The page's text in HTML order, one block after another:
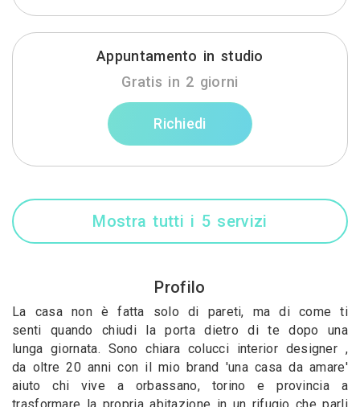
Appuntamento in studio
Gratis in 2 giorni
Richiedi
Mostra tutti i 5 servizi
Profilo
La casa non è fatta solo di pareti, ma di come ti
senti quando chiudi la porta dietro di te dopo una
lunga giornata. Sono chiara colucci interior designer ,
da oltre 20 anni con il mio brand 'una casa da amare'
aiuto chi vive a orbassano, torino e provincia a